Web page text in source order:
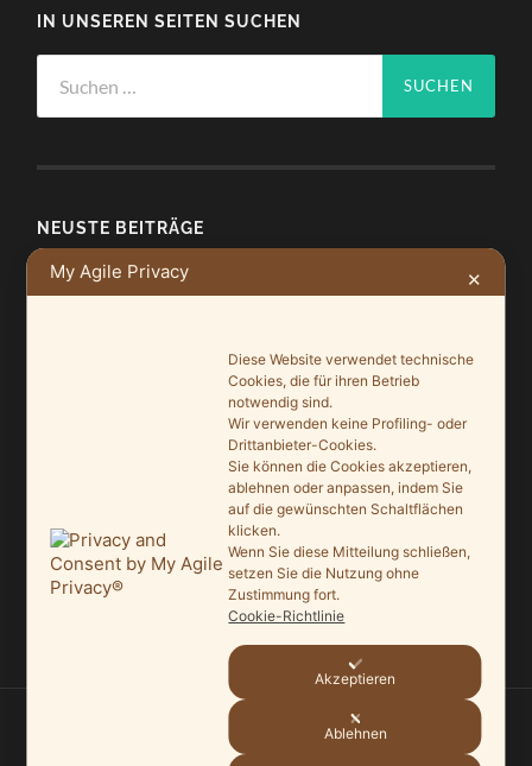
IN UNSEREN SEITEN SUCHEN
nach:
NEUSTE BEITRÄGE
Ein Leuchtturmprojekt für mehr Artenvielfalt
Saisonauftakt nach Maß im Grönegau-Museum
Melle punktet beim „Tag des offenen Denkmals“
Ein Schaufenster der Denkmalpflege
7. September 2025
Mit vergrößertem Führungsteam in die Zukunft
HEIMATVEREIN MELLE —HOCH ↑
My Agile Privacy ✕
Diese Website verwendet technische
Cookies, die für ihren Betrieb
notwendig sind.
Wir verwenden keine Profiling- oder
Drittanbieter-Cookies.
Sie können die Cookies akzeptieren,
ablehnen oder anpassen, indem Sie
auf die gewünschten Schaltflächen
klicken.
Wenn Sie diese Mitteilung schließen,
setzen Sie die Nutzung ohne
Zustimmung fort.
Cookie-Richtlinie
Akzeptieren
Ablehnen